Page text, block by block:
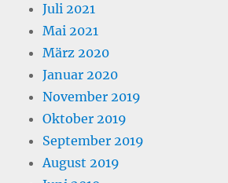
Juli 2021
Mai 2021
März 2020
Januar 2020
November 2019
Oktober 2019
September 2019
August 2019